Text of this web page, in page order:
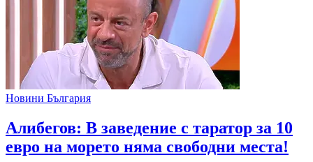
Новини България
Алибегов: В заведение с таратор за 10
евро на морето няма свободни места!